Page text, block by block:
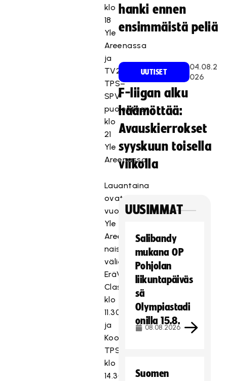
klo
18
Yle
Areenassa
ja
TV2:ssa,
TPS–
SPV
puolestaan
klo
21
Yle
Areenassa.
Lauantaina
ovat
vuorossa
Yle
Areenassa
naisten
välierät
EräViikingit–
Classic
klo
11.30
ja
Koovee–
TPS
klo
14.30.
hanki ennen
ensimmäistä peliä
UUTISET
04.08.2
026
F-liigan alku
häämöttää:
Avauskierrokset
syyskuun toisella
viikolla
UUSIMMAT
Salibandy
mukana OP
Pohjolan
liikuntapäiväs
sä
Olympiastadi
onilla 15.8.
08.08.2026
Suomen